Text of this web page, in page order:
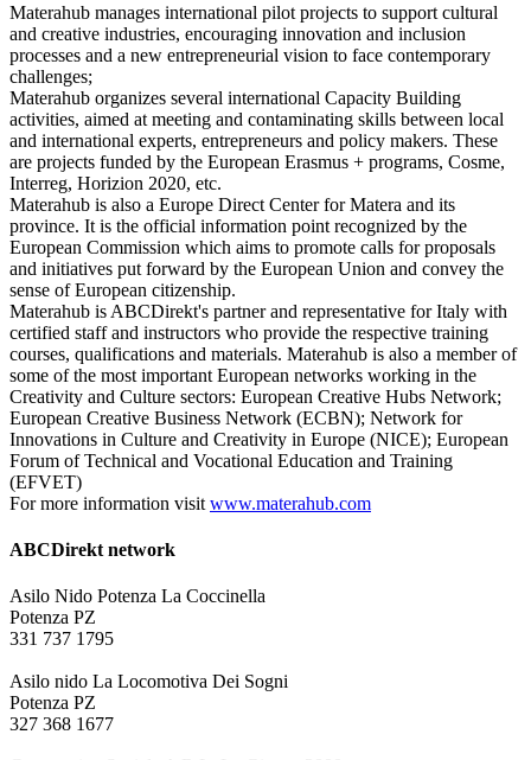
Materahub manages international pilot projects to support cultural
and creative industries, encouraging innovation and inclusion
processes and a new entrepreneurial vision to face contemporary
challenges;
Materahub organizes several international Capacity Building
activities, aimed at meeting and contaminating skills between local
and international experts, entrepreneurs and policy makers. These
are projects funded by the European Erasmus + programs, Cosme,
Interreg, Horizion 2020, etc.
Materahub is also a Europe Direct Center for Matera and its
province. It is the official information point recognized by the
European Commission which aims to promote calls for proposals
and initiatives put forward by the European Union and convey the
sense of European citizenship.
Materahub is ABCDirekt's partner and representative for Italy with
certified staff and instructors who provide the respective training
courses, qualifications and materials. Materahub is also a member of
some of the most important European networks working in the
Creativity and Culture sectors: European Creative Hubs Network;
European Creative Business Network (ECBN); Network for
Innovations in Culture and Creativity in Europe (NICE); European
Forum of Technical and Vocational Education and Training
(EFVET)
For more information visit www.materahub.com
ABCDirekt network
Asilo Nido Potenza La Coccinella
Potenza PZ
331 737 1795
Asilo nido La Locomotiva Dei Sogni
Potenza PZ
327 368 1677